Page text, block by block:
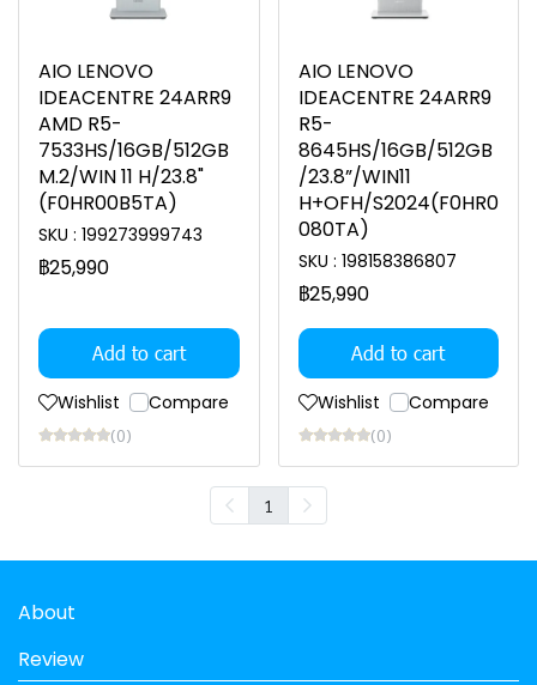
AIO LENOVO
IDEACENTRE 24ARR9
AMD R5-
7533HS/16GB/512GB
M.2/WIN 11 H/23.8"
(F0HR00B5TA)
SKU : 199273999743
฿25,990
Add to cart
Wishlist Compare
(0)
AIO LENOVO
IDEACENTRE 24ARR9
R5-
8645HS/16GB/512GB
/23.8”/WIN11
H+OFH/S2024(F0HR0
080TA)
SKU : 198158386807
฿25,990
Add to cart
Wishlist Compare
(0)
1
About
Review